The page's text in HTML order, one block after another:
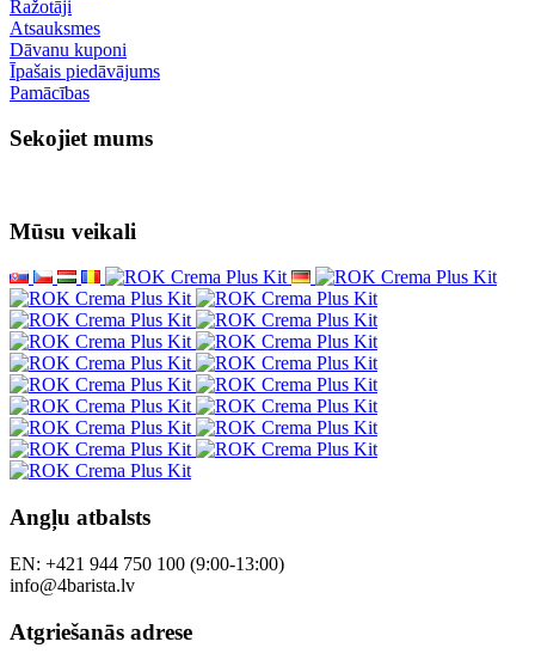
Ražotāji
Atsauksmes
Dāvanu kuponi
Īpašais piedāvājums
Pamācības
Sekojiet mums
Mūsu veikali
Angļu atbalsts
EN: +421 944 750 100 (9:00-13:00)
info@4barista.lv
Atgriešanās adrese